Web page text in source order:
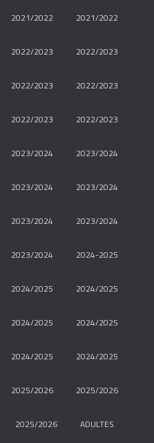
2021/2022 2021/2022
2022/2023 2022/2023
2022/2023 2022/2023
2022/2023 2022/2023
2023/2024 2023/2024
2023/2024 2023/2024
2023/2024 2023/2024
2023/2024 2024-2025
2024/2025 2024/2025
2024/2025 2024/2025
2024/2025 2024/2025
2025/2026 2025/2026
2025/2026 ADULTES